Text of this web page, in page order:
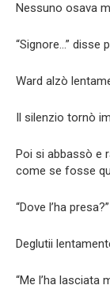
Nessuno osava
“Signore…” disse
Ward alzò
Il silenzio tornò
Poi si abbassò e
come se fosse
“Dove l’ha
Deglutii
“Me l’ha lasciata